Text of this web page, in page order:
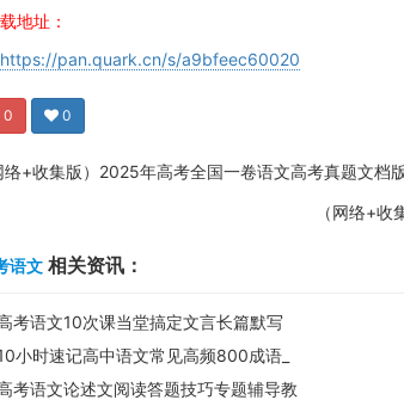
地址：
https://pan.quark.cn/s/a9bfeec60020
0 0
络+收集版）2025年高考全国一卷语文高考真题文档
（网络+
语文 相关资讯：
高考语文10次课当堂搞定文言长篇默写
小时速记高中语文常见高频800成语_
语专题课
高考语文论述文阅读答题技巧专题辅导教